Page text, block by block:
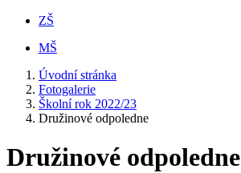
ZŠ
MŠ
Úvodní stránka
Fotogalerie
Školní rok 2022/23
Družinové odpoledne
Družinové odpoledne